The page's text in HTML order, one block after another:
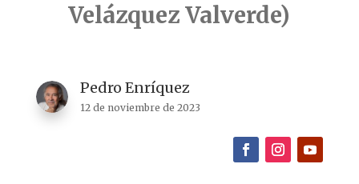
Velázquez Valverde)
Pedro Enríquez
12 de noviembre de 2023